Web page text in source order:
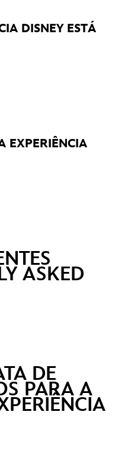
DISNEY ESTÁ
EXPERIÊNCIA
ASKED
DE
PARA A